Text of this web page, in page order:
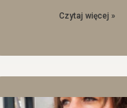
Czytaj więcej »